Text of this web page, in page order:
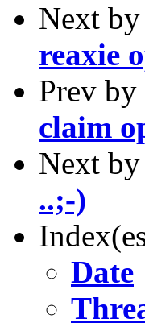
Next by
reaxie
Prev by
claim
Next
..;-)
Date